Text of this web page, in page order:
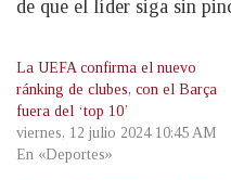
de que el líder siga sin
La UEFA confirma el nuevo
ránking de clubes, con el Barça
fuera del ‘top 10’
viernes, 12 julio 2024 10:45 AM
En «Deportes»